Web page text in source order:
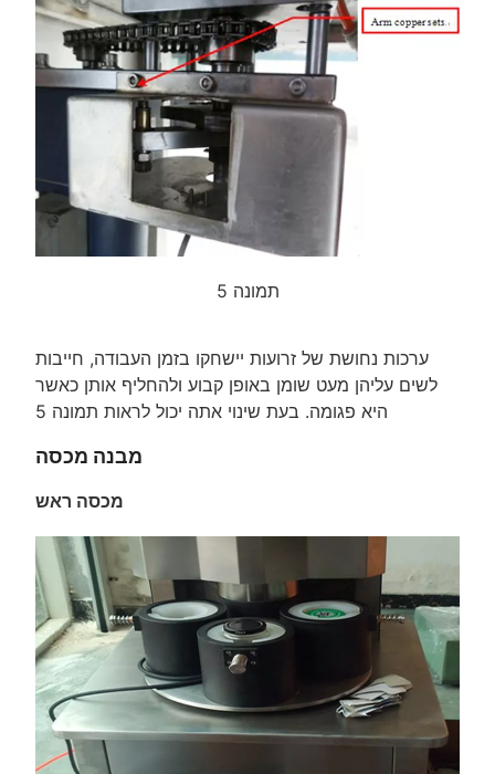
תמונה 5
ערכות נחושת של זרועות יישחקו בזמן העבודה, חייבות
לשים עליהן מעט שומן באופן קבוע ולהחליף אותן כאשר
היא פגומה. בעת שינוי אתה יכול לראות תמונה 5
מבנה מכסה
מכסה ראש